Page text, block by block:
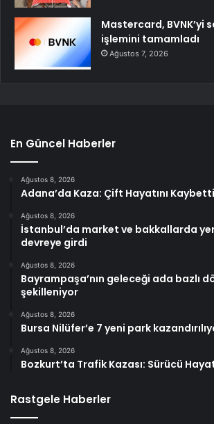
Mastercard, BVNK’yi
işlemini tamamladı
Ağustos 7, 2026
En Güncel Haberler
Ağustos 8, 2026
Adana’da Kaza: Çift Hayatını Kaybetti
Ağustos 8, 2026
İstanbul’da market ve bakkallarda
devreye girdi
Ağustos 8, 2026
Bayrampaşa’nın geleceği ada bazlı
şekilleniyor
Ağustos 8, 2026
Bursa Nilüfer’e 7 yeni park
Ağustos 8, 2026
Bozkurt’ta Trafik Kazası: Sürücü
Rastgele Haberler